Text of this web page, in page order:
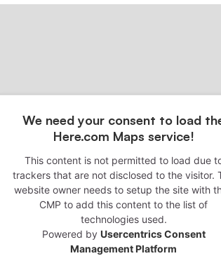
We need your consent to load
Here.com Maps service!
This content is not permitted to load due
trackers that are not disclosed to the visitor.
website owner needs to setup the site with
CMP to add this content to the list of
technologies used.
Powered by Usercentrics Consent
Management Platform